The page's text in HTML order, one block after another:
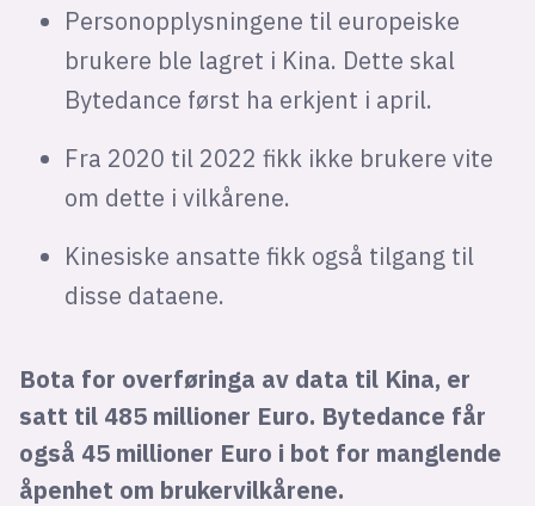
Personopplysningene til europeiske
brukere ble lagret i Kina. Dette skal
Bytedance først ha erkjent i april.
Fra 2020 til 2022 fikk ikke brukere vite
om dette i vilkårene.
Kinesiske ansatte fikk også tilgang til
disse dataene.
Bota for overføringa av data til Kina, er
satt til 485 millioner Euro. Bytedance får
også 45 millioner Euro i bot for manglende
åpenhet om brukervilkårene.